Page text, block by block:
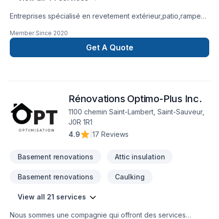
Entreprises spécialisé en revetement extérieur,patio,rampe
Member Since 2020
Get A Quote
Rénovations Optimo-Plus Inc.
1100 chemin Saint-Lambert, Saint-Sauveur,
J0R 1R1
4.9
17 Reviews
Basement renovations Attic insulation
Basement renovations Caulking
View all 21 services
Nous sommes une compagnie qui offront des services